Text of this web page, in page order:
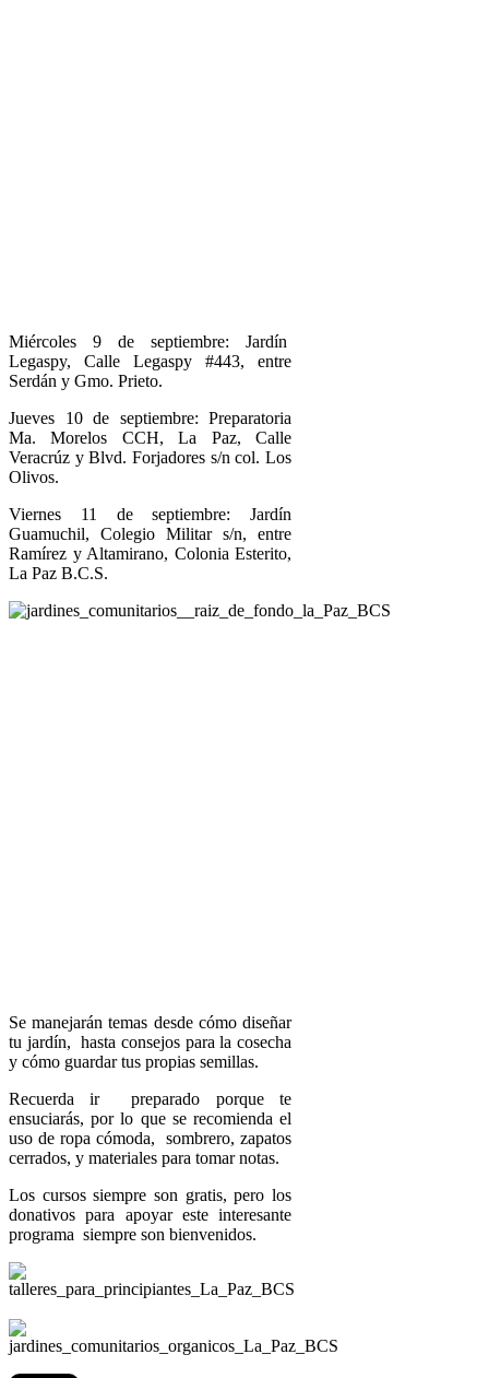
Miércoles 9 de septiembre: Jardín
Legaspy, Calle Legaspy #443, entre
Serdán y Gmo. Prieto.
Jueves 10 de septiembre: Preparatoria
Ma. Morelos CCH, La Paz, Calle
Veracrúz y Blvd. Forjadores s/n col. Los
Olivos.
Viernes 11 de septiembre: Jardín
Guamuchil, Colegio Militar s/n, entre
Ramírez y Altamirano, Colonia Esterito,
La Paz B.C.S.
Se manejarán temas desde cómo diseñar
tu jardín, hasta consejos para la cosecha
y cómo guardar tus propias semillas.
Recuerda ir preparado porque te
ensuciarás, por lo que se recomienda el
uso de ropa cómoda, sombrero, zapatos
cerrados, y materiales para tomar notas.
Los cursos siempre son gratis, pero los
donativos para apoyar este interesante
programa siempre son bienvenidos.